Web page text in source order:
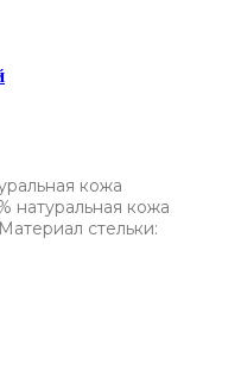
кожа
натуральная кожа
стельки: